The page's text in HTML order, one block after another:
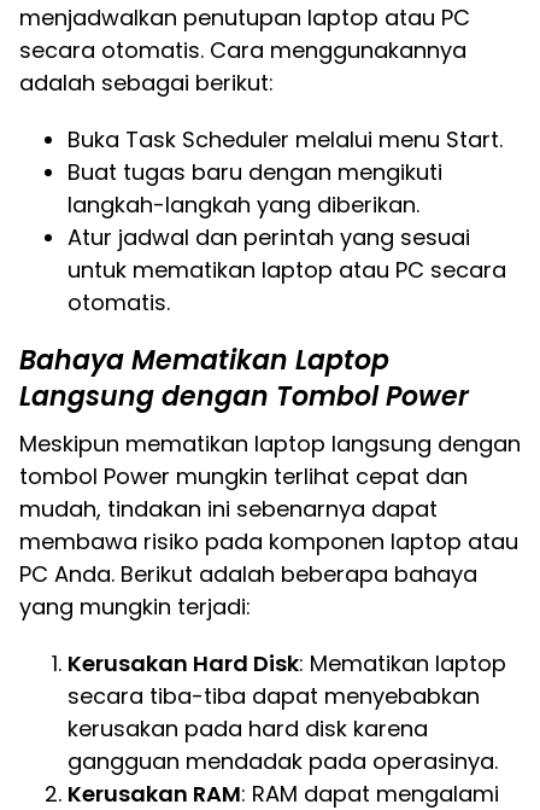
menjadwalkan penutupan laptop atau PC
secara otomatis. Cara menggunakannya
adalah sebagai berikut:
Buka Task Scheduler melalui menu Start.
Buat tugas baru dengan mengikuti
langkah-langkah yang diberikan.
Atur jadwal dan perintah yang sesuai
untuk mematikan laptop atau PC secara
otomatis.
Bahaya Mematikan Laptop
Langsung dengan Tombol Power
Meskipun mematikan laptop langsung dengan
tombol Power mungkin terlihat cepat dan
mudah, tindakan ini sebenarnya dapat
membawa risiko pada komponen laptop atau
PC Anda. Berikut adalah beberapa bahaya
yang mungkin terjadi:
Kerusakan Hard Disk: Mematikan laptop
secara tiba-tiba dapat menyebabkan
kerusakan pada hard disk karena
gangguan mendadak pada operasinya.
Kerusakan RAM: RAM dapat mengalami